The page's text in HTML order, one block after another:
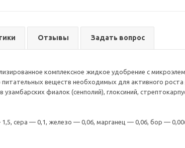
Отзывы Задать вопрос
комплексное жидкое удобрение с
веществ необходимых для активного роста
фиалок (сенполий), глоксиний,
сера — 0,1, железо — 0,06, марганец — 0,06, бор —